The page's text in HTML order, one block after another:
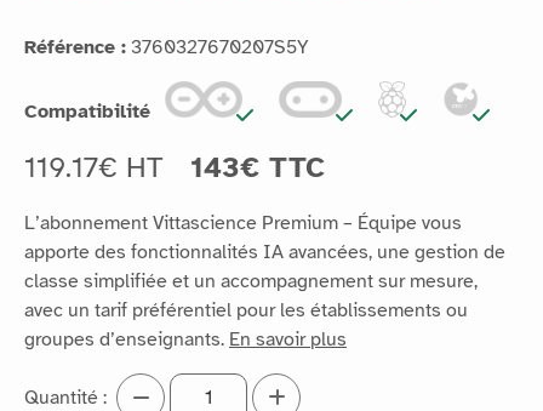
Référence : 3760327670207S5Y
Compatibilité
119.17€ HT 143€ TTC
L’abonnement Vittascience Premium – Équipe vous
apporte des fonctionnalités IA avancées, une gestion de
classe simplifiée et un accompagnement sur mesure,
avec un tarif préférentiel pour les établissements ou
groupes d’enseignants. En savoir plus
Quantité :